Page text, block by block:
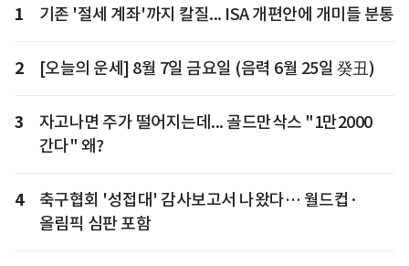
1 기존 '절세 계좌'까지 칼질... ISA 개편안에 개미들 분통
2 [오늘의 운세] 8월 7일 금요일 (음력 6월 25일 癸丑)
3
자고나면 주가 떨어지는데... 골드만삭스 "1만2000
간다" 왜?
4
축구협회 '성접대' 감사보고서 나왔다… 월드컵·
올림픽 심판 포함